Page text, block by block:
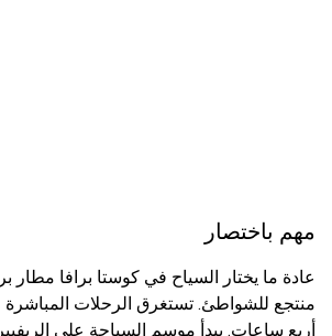
مهم باختصار
عادة ما يختار السياح في كوستا برافا مطار
منتجع للشواطئ. تستغرق الرحلات
أربع ساعات. يبدأ موسم السباحة على الريفييرا